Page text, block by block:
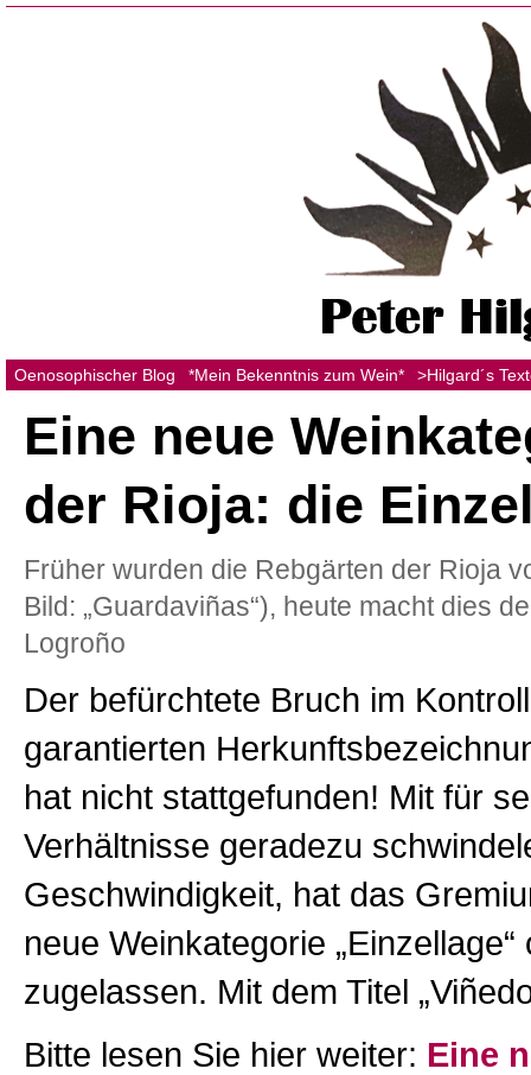
Oenosophischer Blog *Mein Bekenntnis zum Wein* >Hilgard´s
Eine neue
der Rioja: die
Früher wurden die Rebgärten der Rioja
Bild: „Guardaviñas“), heute macht dies
Logroño
Der befürchtete Bruch im
garantierten
hat nicht stattgefunden! Mit für
Verhältnisse geradezu
Geschwindigkeit, hat das
neue Weinkategorie „Einzellage“
zugelassen. Mit dem Titel
Bitte lesen Sie hier weiter: Eine